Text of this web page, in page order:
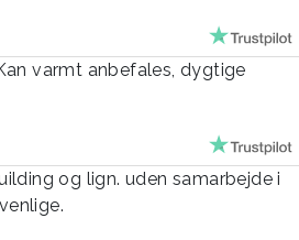
varmt anbefales, dygtige
og lign. uden samarbejde i